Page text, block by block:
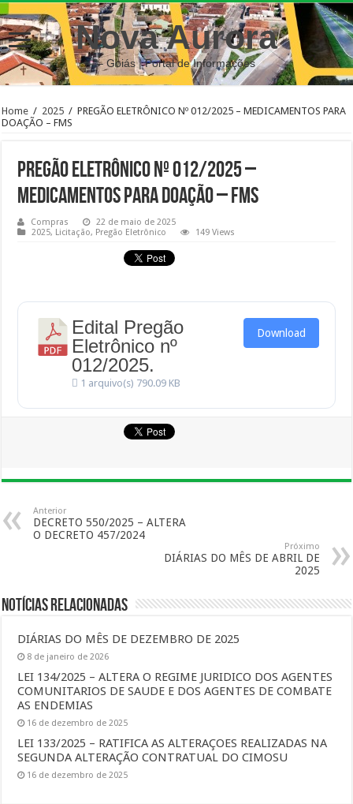
Nova Aurora
– Goiás | Portal de Informações
Home / 2025 / PREGÃO ELETRÔNICO Nº 012/2025 – MEDICAMENTOS PARA
DOAÇÃO – FMS
PREGÃO ELETRÔNICO Nº 012/2025 –
MEDICAMENTOS PARA DOAÇÃO – FMS
Compras
22 de maio de 2025
2025, Licitação, Pregão Eletrônico 149 Views
Edital Pregão
Eletrônico nº
012/2025.
1 arquivo(s) 790.09 KB
Download
Anterior
DECRETO 550/2025 – ALTERA
O DECRETO 457/2024
Próximo
DIÁRIAS DO MÊS DE ABRIL DE
2025
Notícias Relacionadas
DIÁRIAS DO MÊS DE DEZEMBRO DE 2025
8 de janeiro de 2026
LEI 134/2025 – ALTERA O REGIME JURIDICO DOS AGENTES
COMUNITARIOS DE SAUDE E DOS AGENTES DE COMBATE
AS ENDEMIAS
16 de dezembro de 2025
LEI 133/2025 – RATIFICA AS ALTERAÇOES REALIZADAS NA
SEGUNDA ALTERAÇÃO CONTRATUAL DO CIMOSU
16 de dezembro de 2025